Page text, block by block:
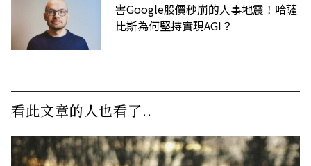
害Google股價秒崩的人事地震！哈薩
比斯為何堅持實現AGI？
看此文章的人也看了..